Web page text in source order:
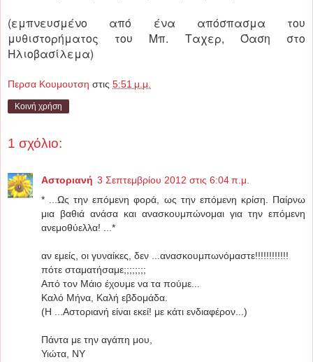
(εμπνευσμένο από ένα απόσπασμα του
μυθιστορήματος του Μπ. Ταχερ, Όαση στο
Ηλιοβασίλεμα)
Περσα Κουμουτση στις 5:51 μ.μ.
Κοινή χρήση
1 σχόλιο:
Αστοριανή 3 Σεπτεμβρίου 2012 στις 6:04 π.μ.
* ...Ως την επόμενη φορά, ως την επόμενη κρίση. Παίρνω
μια βαθιά ανάσα και ανασκουμπώνομαι για την επόμενη
ανεμοθύελλα! ...*
αν εμείς, οι γυναίκες, δεν ...ανασκουμπωνόμαστε!!!!!!!!!!!!
πότε σταματήσαμε;;;;;;;;
Από τον Μάιο έχουμε να τα πούμε...
Καλό Μήνα, Καλή εβδομάδα.
(Η ...Αστοριανή είναι εκεί! με κάτι ενδιαφέρον...)
Πάντα με την αγάπη μου,
Υιώτα, ΝΥ